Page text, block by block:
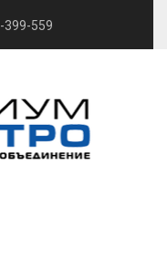
399-559